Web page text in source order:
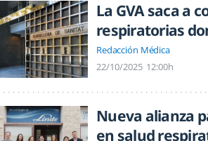
La GVA saca a
respiratorias
Redacción Médica
22/10/2025 12:00h
Nueva alianza
en salud